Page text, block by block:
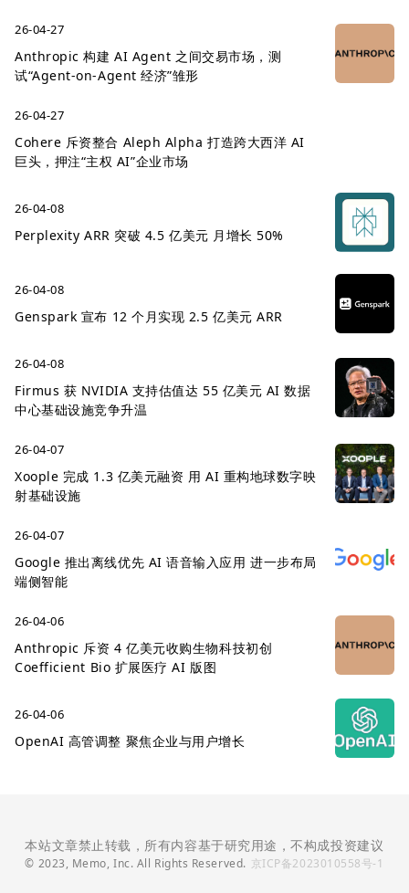
26-04-27
Anthropic 构建 AI Agent 之间交易市场，测
试“Agent-on-Agent 经济”雏形
26-04-27
Cohere 斥资整合 Aleph Alpha 打造跨大西洋 AI
巨头，押注“主权 AI”企业市场
26-04-08
Perplexity ARR 突破 4.5 亿美元 月增长 50%
26-04-08
Genspark 宣布 12 个月实现 2.5 亿美元 ARR
26-04-08
Firmus 获 NVIDIA 支持估值达 55 亿美元 AI 数据
中心基础设施竞争升温
26-04-07
Xoople 完成 1.3 亿美元融资 用 AI 重构地球数字映
射基础设施
26-04-07
Google 推出离线优先 AI 语音输入应用 进一步布局
端侧智能
26-04-06
Anthropic 斥资 4 亿美元收购生物科技初创
Coefficient Bio 扩展医疗 AI 版图
26-04-06
OpenAI 高管调整 聚焦企业与用户增长
本站文章禁止转载，所有内容基于研究用途，不构成投资建议
© 2023, Memo, Inc. All Rights Reserved. 京ICP备2023010558号-1